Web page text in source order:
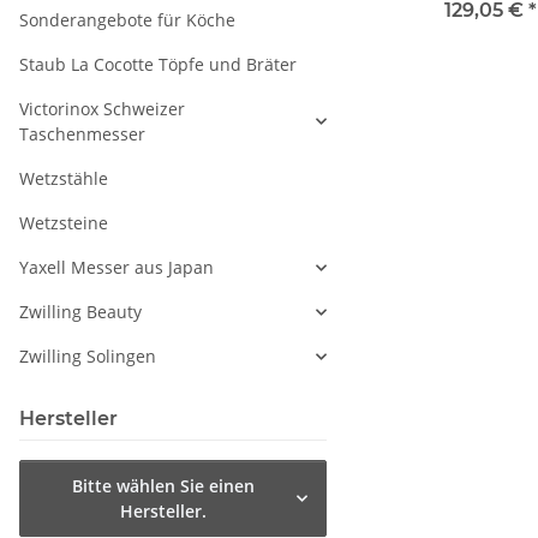
Geschenkset
129,05 € *
Sonderangebote für Köche
Staub La Cocotte Töpfe und Bräter
Victorinox Schweizer
Taschenmesser
Wetzstähle
Wetzsteine
Yaxell Messer aus Japan
Zwilling Beauty
Zwilling Solingen
Hersteller
Bitte wählen Sie einen
Hersteller.